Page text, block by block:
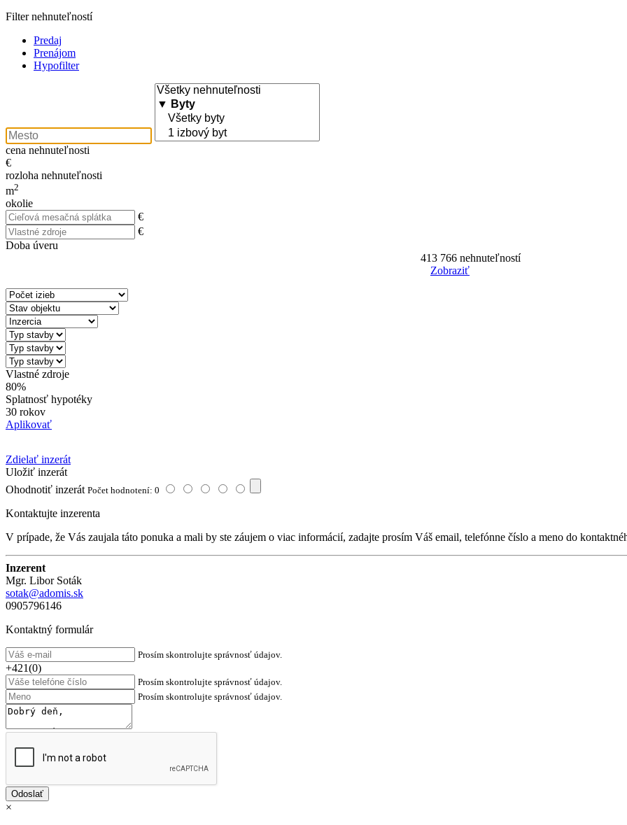
Filter nehnuteľností
Predaj
Prenájom
Hypofilter
cena nehnuteľnosti
€
rozloha nehnuteľnosti
m2
okolie
€
€
Doba úveru
413 766nehnuteľností
Zobraziť
Vlastné zdroje
80%
Splatnosť hypotéky
30 rokov
Aplikovať
Zdielať inzerát
Uložiť inzerát
Ohodnotiť inzerát Počet hodnotení: 0
Kontaktujte inzerenta
V prípade, že Vás zaujala táto ponuka a mali by ste záujem o viac informácií, zadajte prosím Váš email, telefónne číslo a meno do
Inzerent
Mgr. Libor Soták
sotak@adomis.sk
0905796146
Kontaktný formulár
Prosím skontrolujte správnosť údajov.
+421(0)
Prosím skontrolujte správnosť údajov.
Prosím skontrolujte správnosť údajov.
×